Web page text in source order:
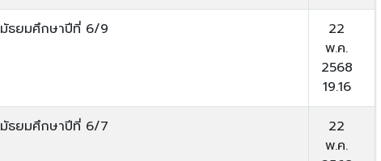
มัธยมศึกษาปีที่ 6/9
22
พ.ค.
2568
19.16
มัธยมศึกษาปีที่ 6/7
22
พ.ค.